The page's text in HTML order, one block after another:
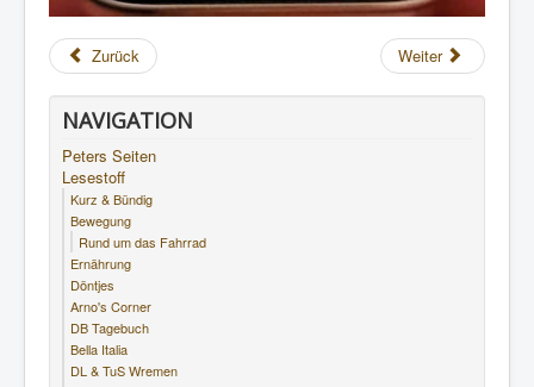
Zurück Weiter
NAVIGATION
Peters Seiten
Lesestoff
Kurz & Bündig
Bewegung
Rund um das Fahrrad
Ernährung
Döntjes
Arno's Corner
DB Tagebuch
Bella Italia
DL & TuS Wremen